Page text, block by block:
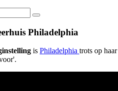
Philadelphia
is Philadelphia trots op haar